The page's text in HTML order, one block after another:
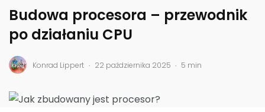
Budowa procesora – przewodnik
po działaniu CPU
Konrad Lippert . 22 października 2025 . 5 min